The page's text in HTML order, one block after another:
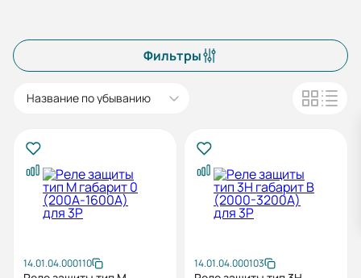
Фильтры
Название по убыванию
14.01.04.000110 14.01.04.000103